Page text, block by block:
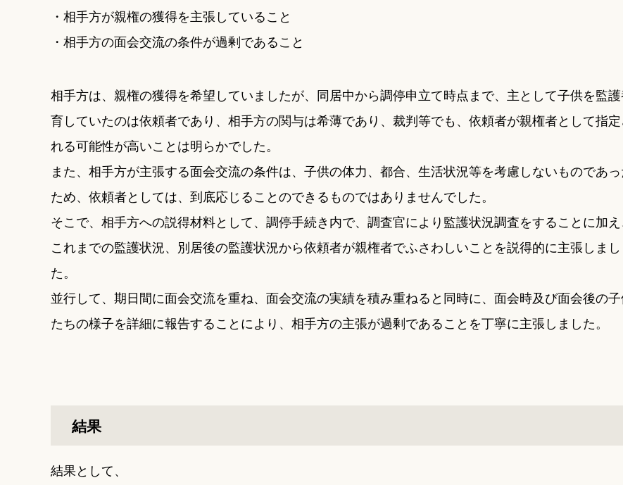
・相手方が親権の獲得を主張していること
・相手方の面会交流の条件が過剰であること
相手方は、親権の獲得を希望していましたが、同居中から調停申立て時点まで、主として子供を監
育していたのは依頼者であり、相手方の関与は希薄であり、裁判等でも、依頼者が親権者として指定
れる可能性が高いことは明らかでした。
また、相手方が主張する面会交流の条件は、子供の体力、都合、生活状況等を考慮しないものであっ
ため、依頼者としては、到底応じることのできるものではありませんでした。
そこで、相手方への説得材料として、調停手続き内で、調査官により監護状況調査をすることに加え
これまでの監護状況、別居後の監護状況から依頼者が親権者でふさわしいことを説得的に主張しまし
た。
並行して、期日間に面会交流を重ね、面会交流の実績を積み重ねると同時に、面会時及び面会後の
たちの様子を詳細に報告することにより、相手方の主張が過剰であることを丁寧に主張しました。
結果
結果として、